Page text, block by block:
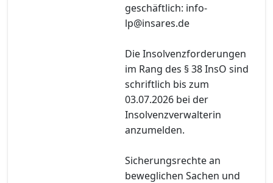
geschäftlich: info-
lp@insares.de
Die Insolvenzforderungen
im Rang des § 38 InsO sind
schriftlich bis zum
03.07.2026 bei der
Insolvenzverwalterin
anzumelden.
Sicherungsrechte an
beweglichen Sachen und